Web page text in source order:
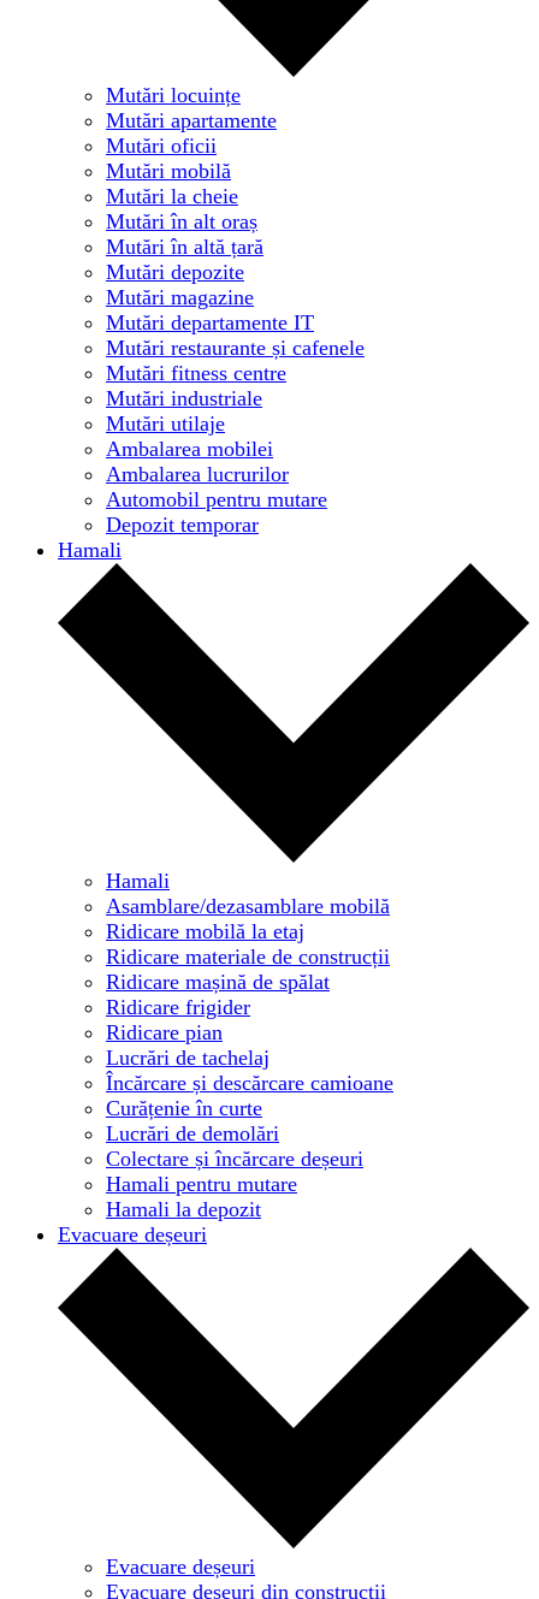
Mutări locuințe
Mutări apartamente
Mutări oficii
Mutări mobilă
Mutări la cheie
Mutări în alt oraș
Mutări în altă țară
Mutări depozite
Mutări magazine
Mutări departamente IT
Mutări restaurante și cafenele
Mutări fitness centre
Mutări industriale
Mutări utilaje
Ambalarea mobilei
Ambalarea lucrurilor
Automobil pentru mutare
Depozit temporar
Hamali
Hamali
Asamblare/dezasamblare mobilă
Ridicare mobilă la etaj
Ridicare materiale de construcții
Ridicare mașină de spălat
Ridicare frigider
Ridicare pian
Lucrări de tachelaj
Încărcare și descărcare camioane
Curățenie în curte
Lucrări de demolări
Colectare și încărcare deșeuri
Hamali pentru mutare
Hamali la depozit
Evacuare deșeuri
Evacuare deșeuri
Evacuare deșeuri din construcții